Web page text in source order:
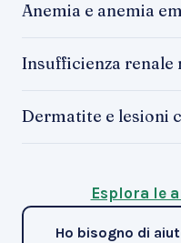
Anemia e anemia
Insufficienza renale
Dermatite e lesioni
Esplora le
Ho bisogno di